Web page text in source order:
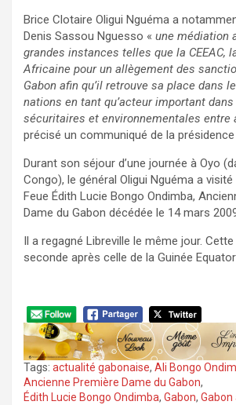
Brice Clotaire Oligui Nguéma a
Denis Sassou Nguesso « une médiation
grandes instances telles que la CEEAC,
Africaine pour un allègement des
Gabon afin qu’il retrouve sa place dans
nations en tant qu’acteur important
sécuritaires et environnementales entre
précisé un communiqué de la
Durant son séjour d’une journée à Oyo
Congo), le général Oligui Nguéma a
Feue Édith Lucie Bongo Ondimba,
Dame du Gabon décédée le 14 mars
Il a regagné Libreville le même jour.
seconde après celle de la Guinée
Tags: actualité gabonaise, Ali Bongo
Ancienne Première Dame du Gabon,
Édith Lucie Bongo Ondimba, Gabon, Gabon